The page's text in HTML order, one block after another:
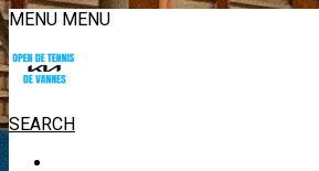
MENU MENU
SEARCH